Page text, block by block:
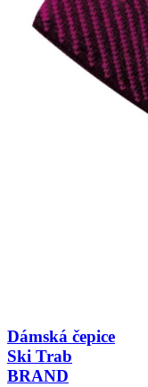
Dámská čepice
Ski Trab
BRAND